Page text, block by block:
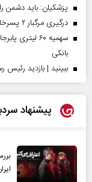
پزشکیان: باید دشمن را
درگیری مرگبار ۲ پسرخاله در پارک
سهمیه ۶۰
بانکی
ببینید | بازدید رئیس
پیشنهاد